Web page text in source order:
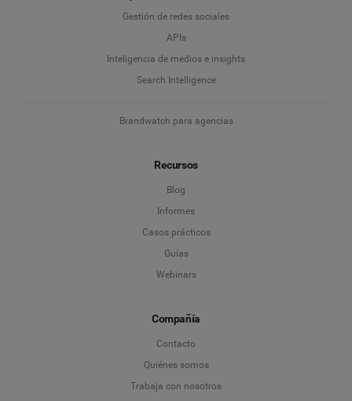
Gestión de redes sociales
APIs
Inteligencia de medios e insights
Search Intelligence
Brandwatch para agencias
Recursos
Blog
Informes
Casos prácticos
Guías
Webinars
Compañía
Contacto
Quiénes somos
Trabaja con nosotros